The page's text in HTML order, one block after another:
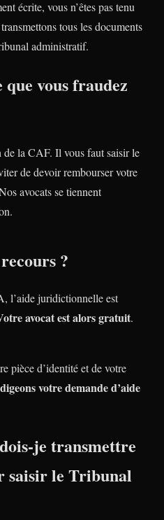
écrite, vous n’êtes pas tenu
tous les documents
administratif.
vous fraudez
de la CAF. Il vous faut saisir le
de devoir rembourser votre
avocats se tiennent
?
l’aide juridictionnelle est
avocat est alors gratuit.
pièce d’identité et de votre
votre demande d’aide
je transmettre
saisir le Tribunal